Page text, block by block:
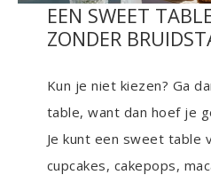
EEN SWEET
ZONDER
Kun je niet kiezen? Ga
table, want dan hoef je
Je kunt een sweet table
cupcakes, cakepops,